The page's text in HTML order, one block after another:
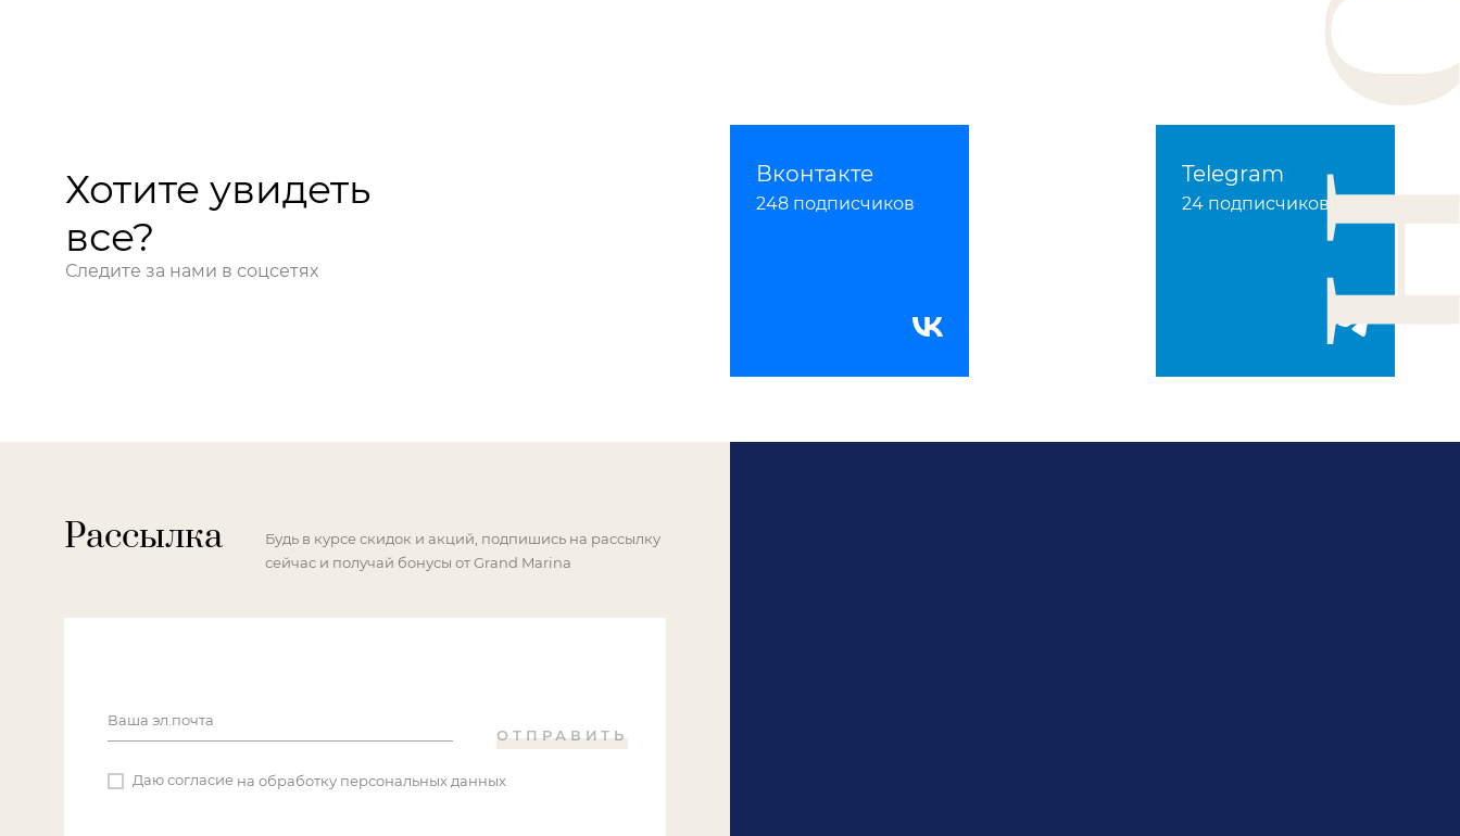
Хотите увидеть
все?
Следите за нами в соцсетях
Вконтакте
248 подписчиков
Telegram
24 подписчиков
Рассылка
Будь в курсе скидок и акций, подпишись на рассылку
сейчас и получай бонусы от Grand Marina
Ваша эл.почта
ОТПРАВИТЬ
Даю согласие на обработку персональных данных